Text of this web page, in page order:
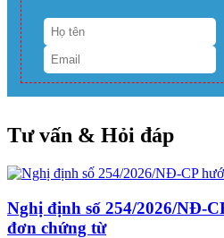
Tư vấn & Hỏi đáp
Nghị định số 254/2026/NĐ-
đơn chứng từ